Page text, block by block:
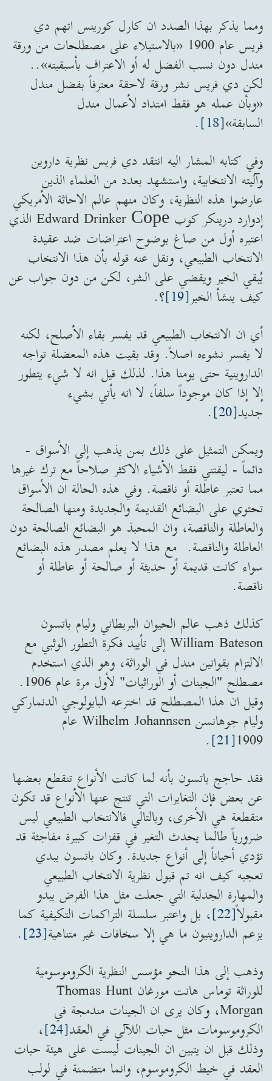
ومما يذكر بهذا الصدد ان كارل كورينس اتهم دي
فريس عام 1900 «بالاستيلاء على مصطلحات من ورقة
مندل دون نسب الفضل له أو الاعتراف بأسبقيته»..
لكن دي فريس نشر ورقة لاحقة معترفاً بفضل مندل
«وبأن عمله هو فقط امتداد لأعمال مندل
السابقة»[18]
.
وفي كتابه المشار اليه انتقد دي فريس نظرية داروين
وآليته الانتخابية، واستشهد بعدد من العلماء الذين
عارضوا هذه النظرية، وكان منهم عالم الاحاثة الأمريكي
إدوارد درينكر كوب Edward Drinker Соре الذي
اعتبره أول من صاغ بوضوح اعتراضات ضد عقيدة
الانتخاب الطبيعي، ونقل عنه قوله بأن هذا الانتخاب
يُبقي الخير ويقضي على الشر، لكن من دون جواب عن
كيف ينشأ الخير[19]
؟.
أي ان الانتخاب الطبيعي قد يفسر بقاء الأصلح، لكنه
لا يفسر نشوءه اصلاً. وقد بقيت هذه المعضلة تواجه
الداروينية حتى يومنا هذا. لذلك قيل انه لا شيء يتطور
إلا إذا كان موجوداً سلفاً، لا انه يأتي بشيء
جديد[20]
.
ويمكن التمثيل على ذلك بمن يذهب إلى الأسواق -
دائماً - ليقتني فقط الأشياء الاكثر صلاحاً مع ترك غيرها
مما تعتبر عاطلة أو ناقصة. وفي هذه الحالة ان الأسواق
تحتوي على البضائع القديمة والجديدة ومنها الصالحة
والعاطلة والناقصة، وان المحبذ هو البضائع الصالحة دون
العاطلة والناقصة. مع هذا لا يعلم مصدر هذه البضائع
سواء كانت قديمة أو حديثة أو صالحة أو عاطلة أو
ناقصة.
كذلك ذهب عالم الحيوان البريطاني وليام باتسون
William Bateson إلى تأييد فكرة التطور الوثبي مع
الالتزام بقوانين مندل في الوراثة، وهو الذي استخدم
مصطلح "الجينات أو الوراثيات" لأول مرة عام 1906.
وقيل ان هذا المصطلح قد اخترعه البايولوجي الدنماركي
وليام جوهانسن Wilhelm Johannsen عام
1909
[21]
.
فقد حاجج باتسون بأنه لما كانت الأنواع تنقطع بعضها
عن بعض فإن التغايرات التي تنتج عنها الأنواع قد تكون
متقطعة هي الأخرى، وبالتالي فالانتخاب الطبيعي ليس
ضرورياً طالما يحدث التغير في قفزات كبيرة مفاجئة قد
تؤدي أحياناً إلى أنواع جديدة. وكان باتسون يبدي
تعجبه كيف انه تم قبول نظرية الانتخاب الطبيعي
والمهارة الجدلية التي جعلت مثل هذا الفرض يبدو
مقبولاً[22]
، بل واعتبر سلسلة التراكمات التكيفية كما
يزعم الداروينيون ما هي إلا سخافات غير متناهية[23]
.
وذهب إلى هذا النحو مؤسس النظرية الكروموسومية
للوراثة توماس هانت مورغان Thomas Hunt
Morgan، وكان يرى ان الجينات مندمجة في
الكروموسومات مثل حبات اللآلي في العقد[24]
،
وذلك قبل ان يتبين ان الجينات ليست على هيئة حبات
العقد في خيط الكروموسوم، وانما متضمنة في لولب